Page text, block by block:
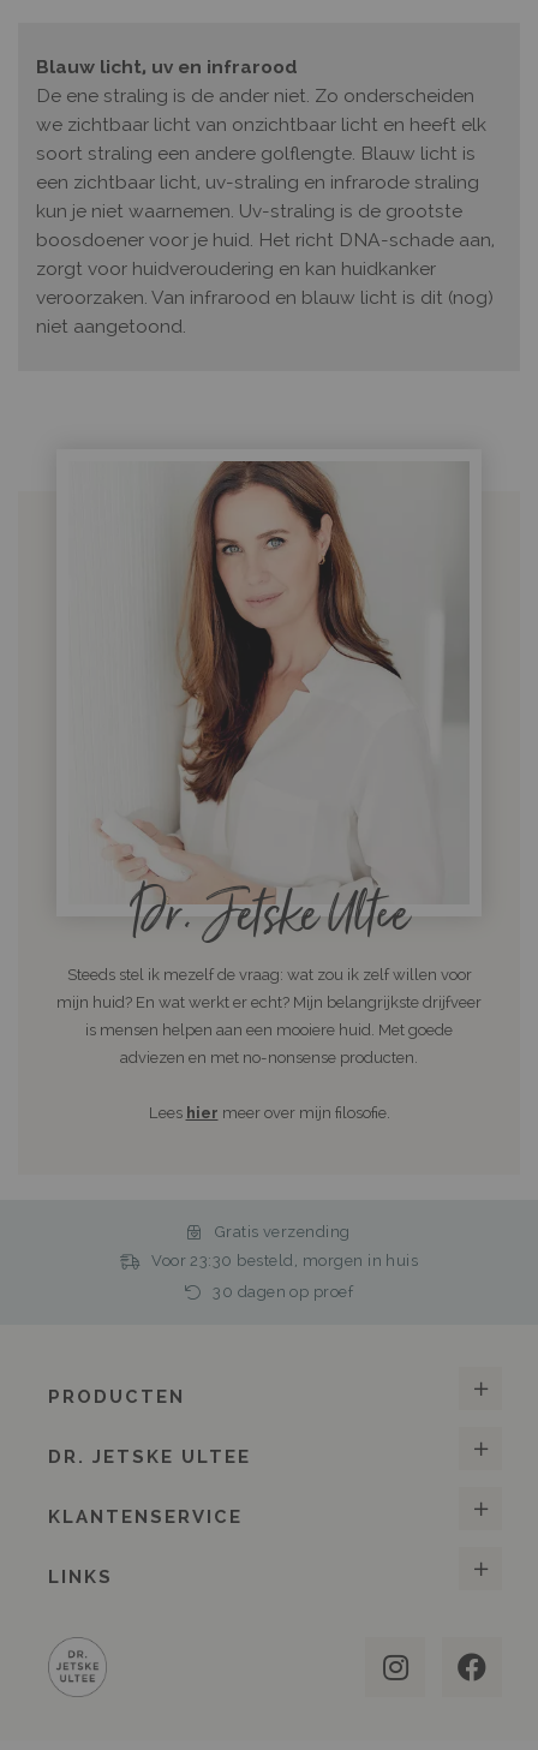
Blauw licht, uv en infrarood
De ene straling is de ander niet. Zo onderscheiden
we zichtbaar licht van onzichtbaar licht en heeft elk
soort straling een andere golflengte. Blauw licht is
een zichtbaar licht, uv-straling en infrarode straling
kun je niet waarnemen. Uv-straling is de grootste
boosdoener voor je huid. Het richt DNA-schade aan,
zorgt voor huidveroudering en kan huidkanker
veroorzaken. Van infrarood en blauw licht is dit (nog)
niet aangetoond.
Dr. Jetske Ultee
Steeds stel ik mezelf de vraag: wat zou ik zelf willen voor
mijn huid? En wat werkt er echt? Mijn belangrijkste drijfveer
is mensen helpen aan een mooiere huid. Met goede
adviezen en met no-nonsense producten.
Lees hier meer over mijn filosofie.
Gratis verzending
Voor 23:30 besteld, morgen in huis
30 dagen op proef
PRODUCTEN
DR. JETSKE ULTEE
KLANTENSERVICE
LINKS